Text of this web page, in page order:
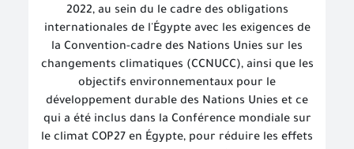
2022, au sein du le cadre des obligations
internationales de l'Égypte avec les exigences de
la Convention-cadre des Nations Unies sur les
changements climatiques (CCNUCC), ainsi que les
objectifs environnementaux pour le
développement durable des Nations Unies et ce
qui a été inclus dans la Conférence mondiale sur
le climat COP27 en Égypte, pour réduire les effets